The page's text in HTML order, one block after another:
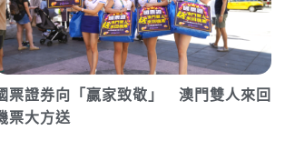
票證券向「贏家致敬」 澳門雙人來回
票大方送